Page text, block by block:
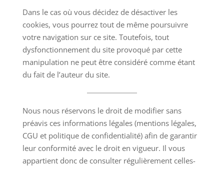
Dans le cas où vous décidez de désactiver les
cookies, vous pourrez tout de même poursuivre
votre navigation sur ce site. Toutefois, tout
dysfonctionnement du site provoqué par cette
manipulation ne peut être considéré comme étant
du fait de l’auteur du site.
Nous nous réservons le droit de modifier sans
préavis ces informations légales (mentions légales,
CGU et politique de confidentialité) afin de garantir
leur conformité avec le droit en vigueur. Il vous
appartient donc de consulter régulièrement celles-